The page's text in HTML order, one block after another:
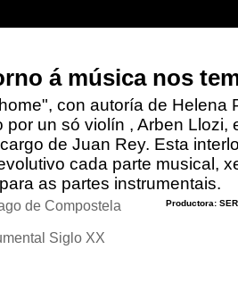
á música nos
con autoría de Helena
por un só violín , Arben Llozi,
de Juan Rey. Esta
cada parte musical,
as partes instrumentais.
Productora:
de Compostela
Siglo XX